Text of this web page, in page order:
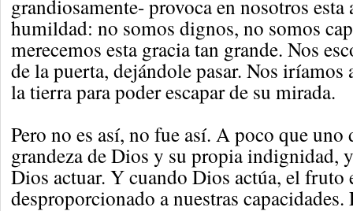
grandiosamente- provoca en nosotros
humildad: no somos dignos, no somos
merecemos esta gracia tan grande. Nos
de la puerta, dejándole pasar. Nos iríamos
la tierra para poder escapar de su mirada.
Pero no es así, no fue así. A poco que uno
grandeza de Dios y su propia indignidad,
Dios actuar. Y cuando Dios actúa, el fruto
desproporcionado a nuestras